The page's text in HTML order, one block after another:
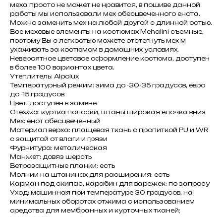
меха просто не может не нравится, в пошиве данной
работы мы использовали мех обесцвеченного енота.
Можно заменить мех на любой другой с длинной остью.
Все меховые элементы на костюмах Mehalini съемные,
поэтому Вы с легкостью можете отстегнуть мех м
ухаживать за костюмом в домашних условиях.
Невероятное цветовое оформление костюма, доступен
в более 100 вариантах цвета.
Утеплитель: Alpolux
Температурный режим: зима до -30-35 градусов, евро
до -15 градусов
Цвет: доступен в замене
Стежка: куртка полоски, штаны широкая елочка вниз
Мех: енот обесцвеченный
Материал верха: плащевая ткань с пропиткой PU и WR
с защитой от влаги и грязи
Фурнитура: металическая
Манжет: довяз шерсть
Ветрозащитные планки: есть
Молнии на штанинах для расширения: есть
Карман под скипас, карабин для варежек: по запросу
Уход: машинная при температуре 30 градусов, на
минимальных оборотах отжима с использованием
средства для мембранных и курточных тканей;